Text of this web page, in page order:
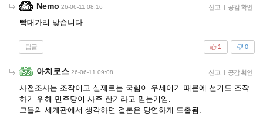
Nemo 26-06-11 08:16 신고 | 공감 확인
빡대가리 맞습니다
답글 0
1
아치로스 26-06-11 09:08 신고 | 공감 확인
사전조사는 조작이고 실제로는 국힘이 우세이기 때문에 선거도 조작
하기 위해 민주당이 사주 한거라고 믿는거임.
그들의 세계관에서 생각하면 결론은 당연하게 도출됨.